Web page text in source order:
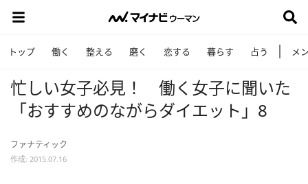
トップ 働く 整える 磨く 恋する 暮らす 占う メ
忙しい女子必見！ 働く女子に聞いた
「おすすめのながらダイエット」8
ファナティック
作成: 2015.07.16